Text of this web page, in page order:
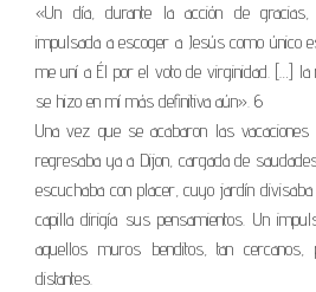
«Un día, durante la acción de gracias,
impulsada a escoger a Jesús como único
me uní a Él por el voto de virginidad. […]
se hizo en mí más definitiva aún». 6
Una vez que se acabaron las
regresaba ya a Dijon, cargada de
escuchaba con placer, cuyo jardín
capilla dirigía sus pensamientos. Un
aquellos muros benditos, tan
distantes.